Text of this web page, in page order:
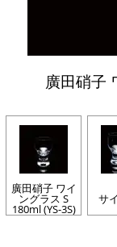
廣田硝子
廣田硝子 ワイ
ングラス S
180ml (YS-3S)
サ